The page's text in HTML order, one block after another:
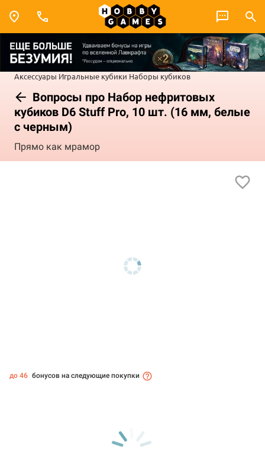
Аксессуары Игральные кубики Наборы кубиков
Вопросы про Набор нефритовых
кубиков D6 Stuff Pro, 10 шт. (16 мм, белые
с черным)
Прямо как мрамор
до 46 бонусов на следующие покупки